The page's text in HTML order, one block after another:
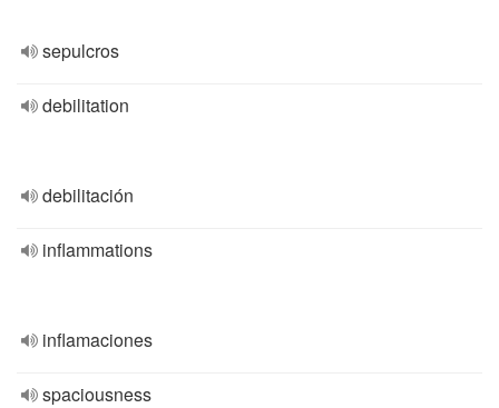
sepulcros
debilitation
debilitación
inflammations
inflamaciones
spaciousness